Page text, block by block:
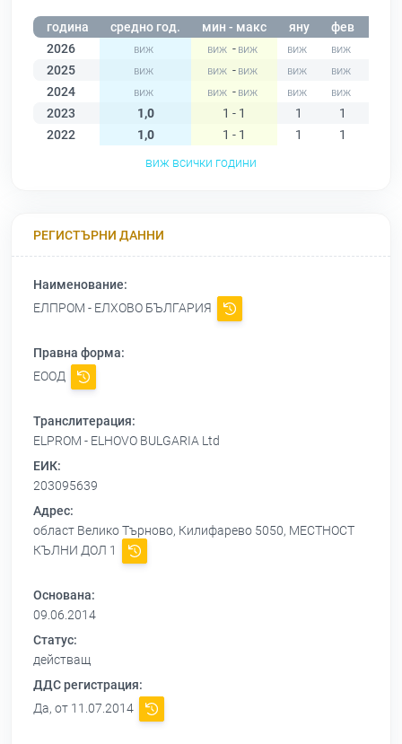
година средно год. мин - макс яну фев
2026
-
2025
-
2024
-
2023
1,0 1 - 1 1 1
2022
1,0 1 - 1 1 1
виж всички години
РЕГИСТЪРНИ ДАННИ
Наименование:
ЕЛПРОМ - ЕЛХОВО БЪЛГАРИЯ
Правна форма:
ЕООД
Транслитерация:
ELPROM - ELHOVO BULGARIA Ltd
ЕИК:
203095639
Адрес:
област Велико Търново, Килифарево 5050, МЕСТНОСТ
КЪЛНИ ДОЛ 1
Основана:
09.06.2014
Статус:
действащ
ДДС регистрация:
Да, от 11.07.2014